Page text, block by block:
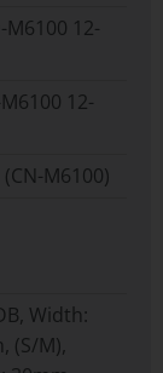
M6100 12-
12-
M6100)
Width:
(S/M),